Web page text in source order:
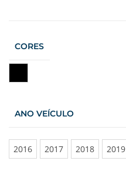
CORES
Preto
ANO VEÍCULO
2016 2017 2018 2019